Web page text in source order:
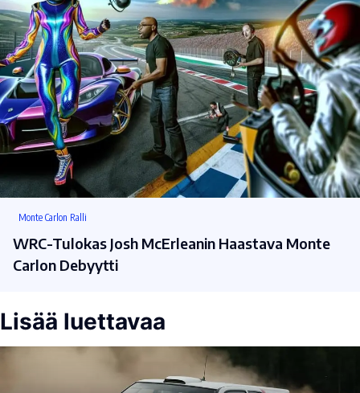
Monte Carlon Ralli
WRC-Tulokas Josh McErleanin Haastava Monte
Carlon Debyytti
Lisää luettavaa